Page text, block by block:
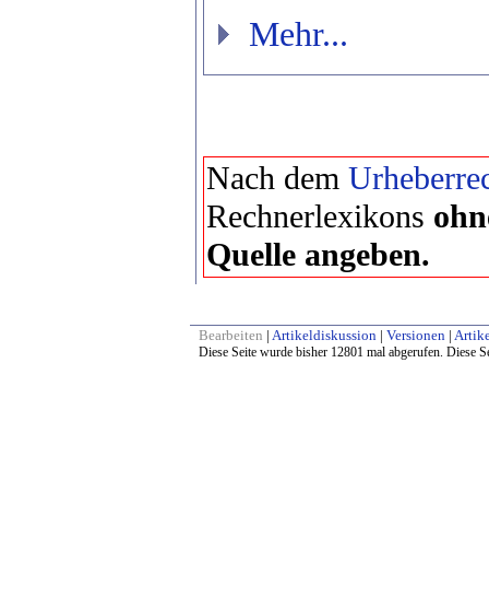
Mehr...
Nach dem
Rechnerlexikons
Quelle angeben.
Bearbeiten | Artikeldiskussion | Versionen |
Diese Seite wurde bisher 12801 mal abgerufen. Diese